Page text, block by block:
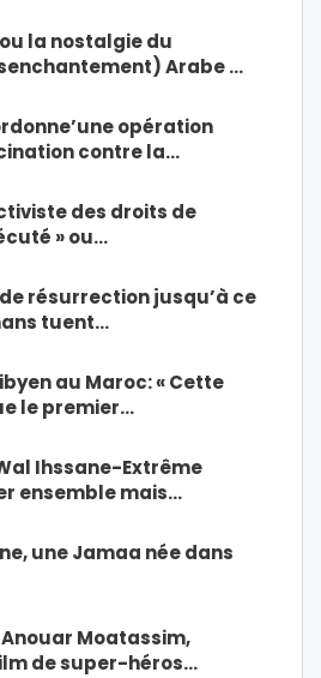
la nostalgie du
Arabe …
opération
contre la…
des droits de
» ou…
résurrection jusqu’à ce
tuent…
au Maroc: « Cette
le premier…
Ihssane-Extrême
ensemble mais…
une Jamaa née dans
Moatassim,
de super-héros…